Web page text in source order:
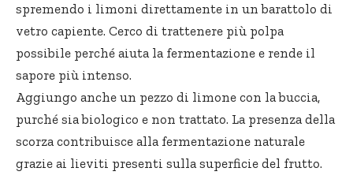
spremendo i limoni direttamente in un barattolo di
vetro capiente. Cerco di trattenere più polpa
possibile perché aiuta la fermentazione e rende il
sapore più intenso.
Aggiungo anche un pezzo di limone con la buccia,
purché sia biologico e non trattato. La presenza della
scorza contribuisce alla fermentazione naturale
grazie ai lieviti presenti sulla superficie del frutto.